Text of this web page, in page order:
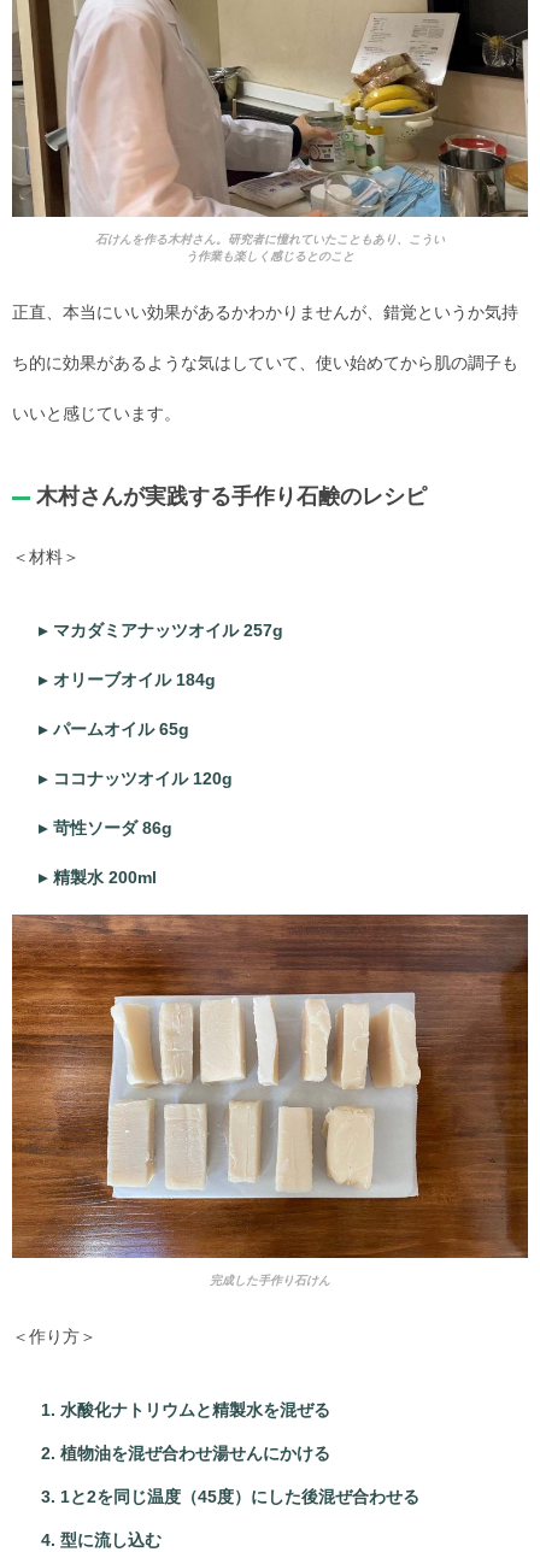
石けんを作る木村さん。研究者に憧れていたこともあり、こうい
う作業も楽しく感じるとのこと
正直、本当にいい効果があるかわかりませんが、錯覚というか気持
ち的に効果があるような気はしていて、使い始めてから肌の調子も
いいと感じています。
木村さんが実践する手作り石鹸のレシピ
＜材料＞
マカダミアナッツオイル 257g
オリーブオイル 184g
パームオイル 65g
ココナッツオイル 120g
苛性ソーダ 86g
精製水 200ml
完成した手作り石けん
＜作り方＞
水酸化ナトリウムと精製水を混ぜる
植物油を混ぜ合わせ湯せんにかける
1と2を同じ温度（45度）にした後混ぜ合わせる
型に流し込む